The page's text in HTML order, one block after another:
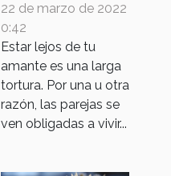
comprar y
personalizar
pulseras de
unión para
parejas
22 de marzo de 2022
0:42
Estar lejos de tu
amante es una larga
tortura. Por una u otra
razón, las parejas se
ven obligadas a vivir...